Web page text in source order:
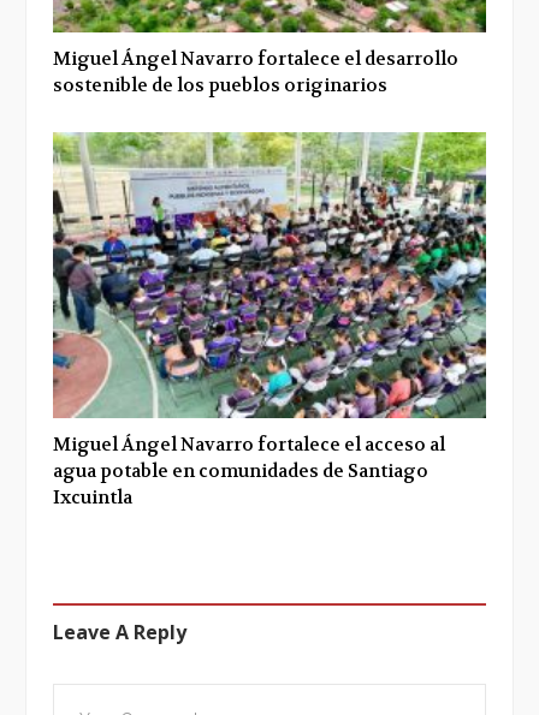
Miguel Ángel Navarro fortalece el desarrollo
sostenible de los pueblos originarios
Miguel Ángel Navarro fortalece el acceso al
agua potable en comunidades de Santiago
Ixcuintla
Leave A Reply